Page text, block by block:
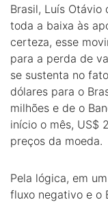
Brasil, Luís Otávio
toda a baixa às
certeza, esse
para a perda de
se sustenta no
dólares para o
milhões e de o
início o mês, US$
preços da moeda.
Pela lógica, em
fluxo negativo e o